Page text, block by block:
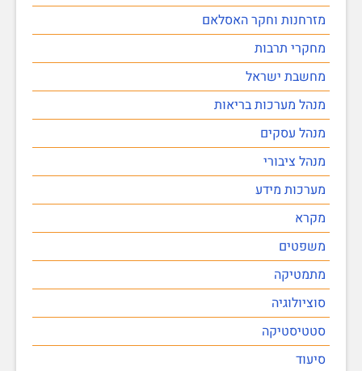
מזרחנות וחקר האסלאם
מחקרי תרבות
מחשבת ישראל
מנהל מערכות בריאות
מנהל עסקים
מנהל ציבורי
מערכות מידע
מקרא
משפטים
מתמטיקה
סוציולוגיה
סטטיסטיקה
סיעוד